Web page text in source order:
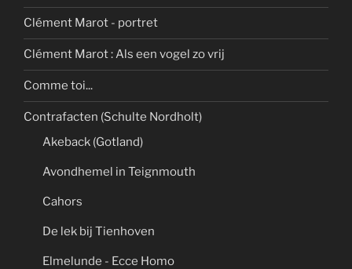
Clément Marot - portret
Clément Marot : Als een vogel zo vrij
Comme toi...
Contrafacten (Schulte Nordholt)
Akeback (Gotland)
Avondhemel in Teignmouth
Cahors
De lek bij Tienhoven
Elmelunde - Ecce Homo